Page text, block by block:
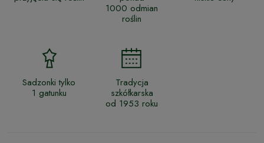
1000 odmian
roślin
Sadzonki tylko
1 gatunku
Tradycja
szkółkarska
od 1953 roku